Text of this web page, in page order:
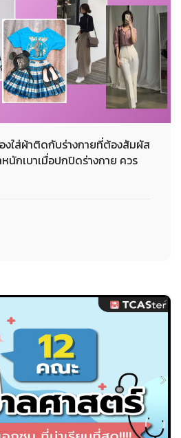
ใส่ผ้าติดกับร่างกายที่ต้องสัมผัส
นักเบาเมื่อปกปิดร่างกาย ควร